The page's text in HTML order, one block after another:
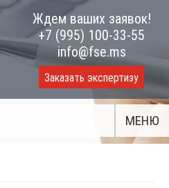
Ждем ваших заявок!
+7 (995) 100-33-55
info@fse.ms
Заказать экспертизу
МЕНЮ